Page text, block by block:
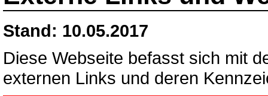
Stand: 10.05.2017
Diese Webseite befasst sich mit
externen Links und deren